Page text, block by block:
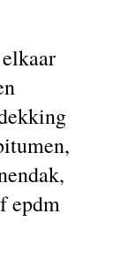
epdm